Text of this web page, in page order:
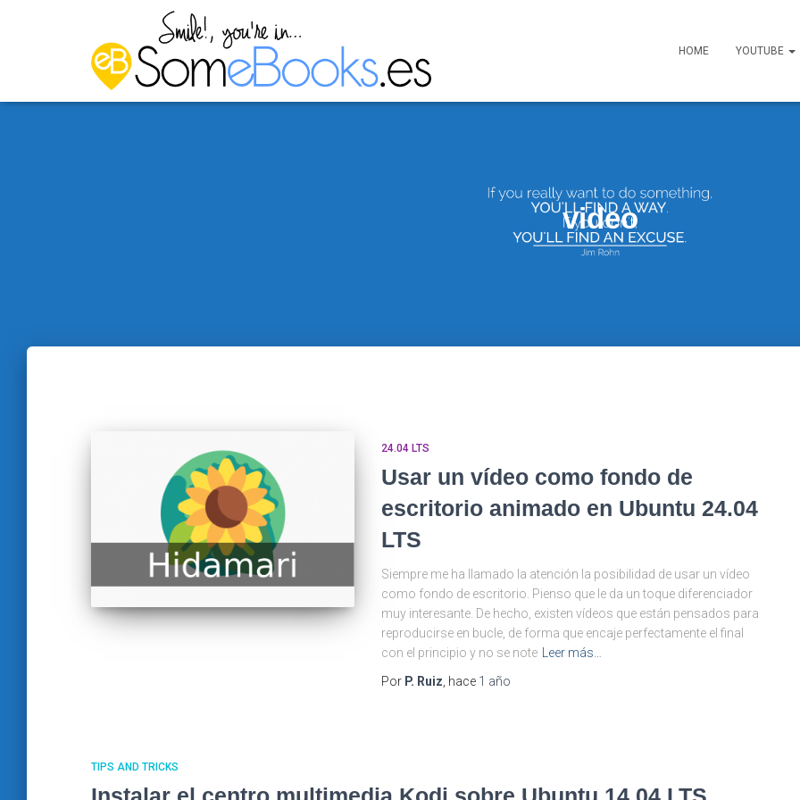
HOME YOUTUBE
video
24.04 LTS
Usar un vídeo como fondo de
escritorio animado en Ubuntu 24.04
LTS
Siempre me ha llamado la atención la posibilidad de usar un vídeo
como fondo de escritorio. Pienso que le da un toque diferenciador
muy interesante. De hecho, existen vídeos que están pensados para
reproducirse en bucle, de forma que encaje perfectamente el final
con el principio y no se note
Leer más…
Por P. Ruiz , hace 1 año
TIPS AND TRICKS